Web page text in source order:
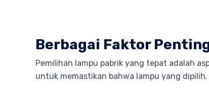
Berbagai Faktor
Pemilihan lampu pabrik yang tepat adalah
untuk memastikan bahwa lampu yang